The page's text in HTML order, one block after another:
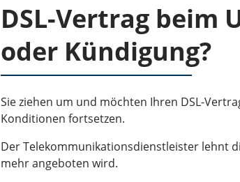
DSL-Vertrag beim
oder Kündigung?
Sie ziehen um und möchten Ihren DSL-
Konditionen fortsetzen.
Der Telekommunikationsdienstleister lehnt
mehr angeboten wird.